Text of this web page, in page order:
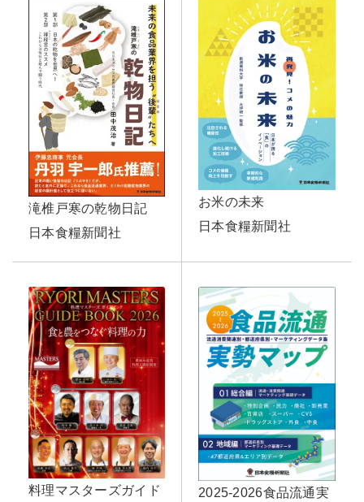
滝椎戸寒の乾物日記
日本食糧新聞社
お米の未来
日本食糧新聞社
料理マスターズガイド
2025-2026食品流通実